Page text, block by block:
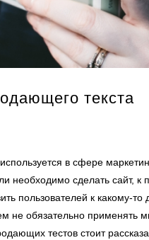
текста
в сфере
необходимо сделать сайт, к
пользователей к какому-то
не обязательно применять
тестов стоит